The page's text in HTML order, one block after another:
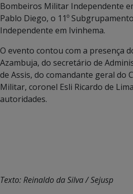
Bombeiros Militar Independente
Pablo Diego, o 11º
Independente em Ivinhema.
O evento contou com a presença
Azambuja, do secretário de
de Assis, do comandante geral do
Militar, coronel Esli Ricardo de
autoridades.
Texto: Reinaldo da Silva / Sejusp